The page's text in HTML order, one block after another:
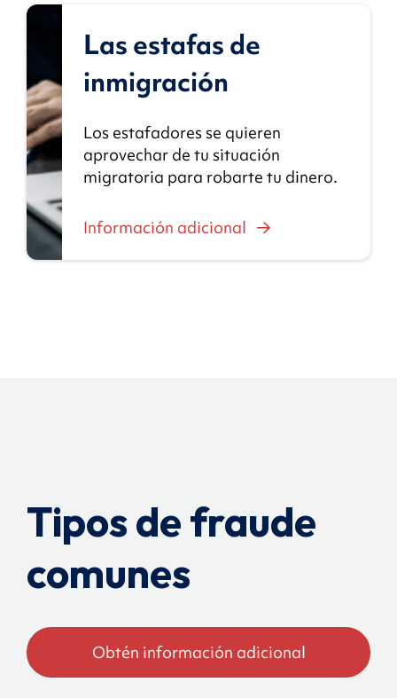
Las estafas de
inmigración
Los estafadores se quieren
aprovechar de tu situación
migratoria para robarte tu dinero.
Información adicional
Tipos de fraude
comunes
Obtén información adicional